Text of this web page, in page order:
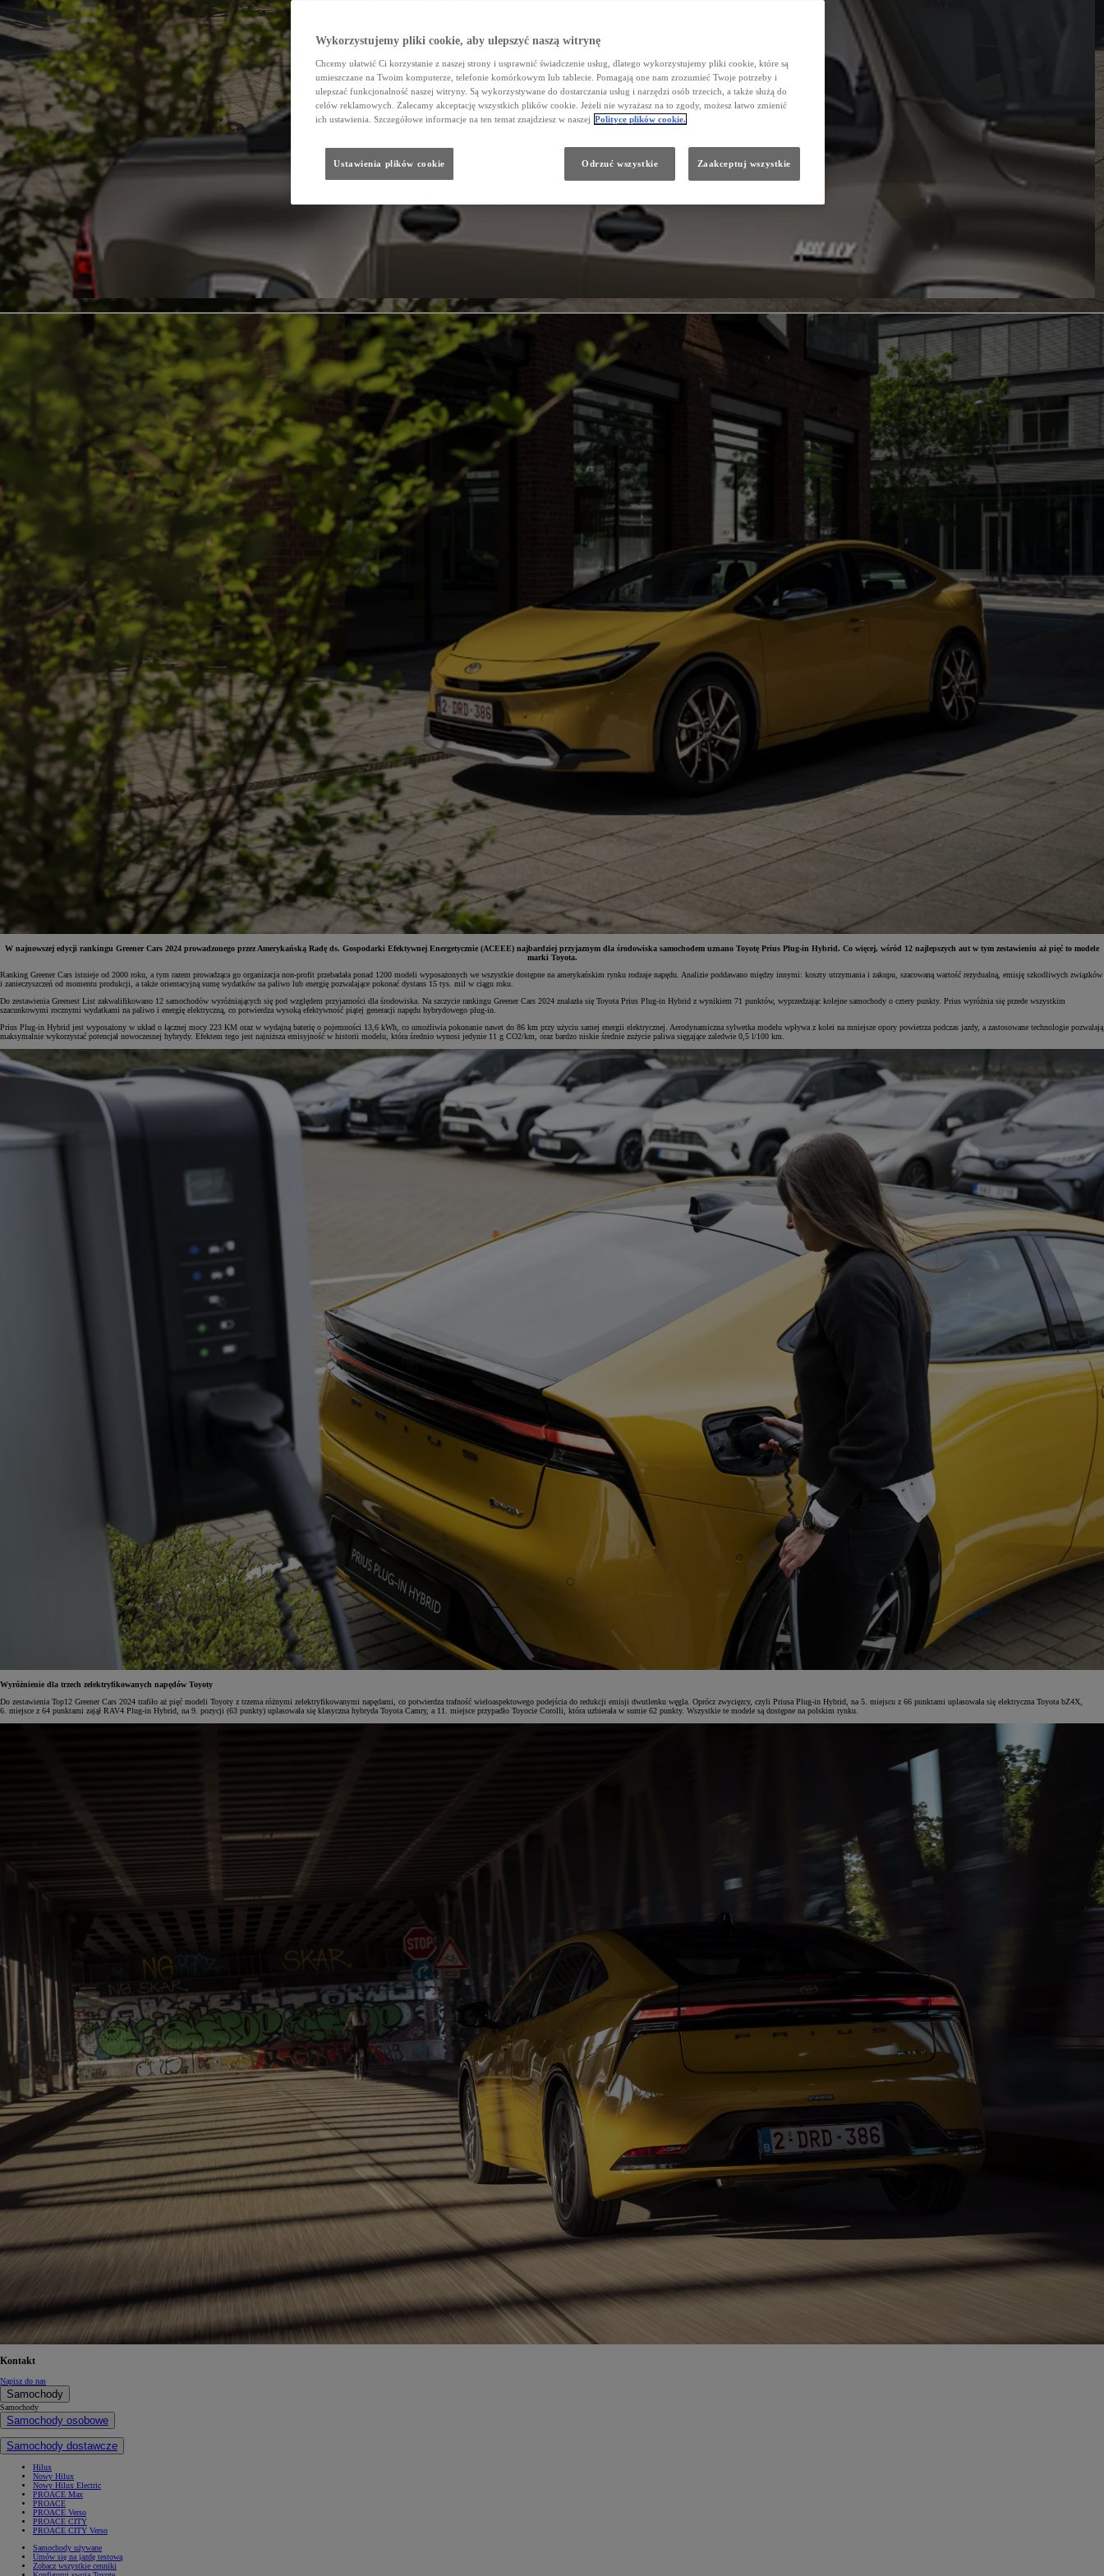
Od197 400 złnetto
PROACE Max
RÓWNIEŻ ELECTRIC
Od117 670 złnetto
PROACE CITY
RÓWNIEŻ ELECTRIC
W najnowszej edycji rankingu Greener Cars 2024 prowadzonego przez Amerykańską Radę ds. Gospodarki Efektywnej Energetycznie (ACEEE) najbardziej przyjaznym dla środowiska samochodem uznano Toyotę Prius Plug-in Hybrid. Co więcej, wśród 12 najlepszych aut w tym zestawieniu aż pięć to modele
marki Toyota.
Ranking Greener Cars istnieje od 2000 roku, a tym razem prowadząca go organizacja non-profit przebadała ponad 1200 modeli wyposażonych we wszystkie dostępne na amerykańskim rynku rodzaje napędu. Analizie poddawano między innymi: koszty utrzymania i zakupu, szacowaną wartość rezydualną, emisję szkodliwych związków
i zanieczyszczeń od momentu produkcji, a także orientacyjną sumę wydatków na paliwo lub energię pozwalające pokonać dystans 15 tys. mil w ciągu roku.
Do zestawienia Greenest List zakwalifikowano 12 samochodów wyróżniających się pod względem przyjazności dla środowiska. Na szczycie rankingu Greener Cars 2024 znalazła się Toyota Prius Plug-in Hybrid z wynikiem 71 punktów, wyprzedzając kolejne samochody o cztery punkty. Prius wyróżnia się przede wszystkim
szacunkowymi rocznymi wydatkami na paliwo i energię elektryczną, co potwierdza wysoką efektywność piątej generacji napędu hybrydowego plug-in.
Prius Plug-in Hybrid jest wyposażony w układ o łącznej mocy 223 KM oraz w wydajną baterię o pojemności 13,6 kWh, co umożliwia pokonanie nawet do 86 km przy użyciu samej energii elektrycznej. Aerodynamiczna sylwetka modelu wpływa z kolei na mniejsze opory powietrza podczas jazdy, a zastosowane technologie pozwalają
maksymalnie wykorzystać potencjał nowoczesnej hybrydy. Efektem tego jest najniższa emisyjność w historii modelu, która średnio wynosi jedynie 11 g CO2/km, oraz bardzo niskie średnie zużycie paliwa sięgające zaledwie 0,5 l/100 km.
Wyróżnienie dla trzech zelektryfikowanych napędów Toyoty
Do zestawienia Top12 Greener Cars 2024 trafiło aż pięć modeli Toyoty z trzema różnymi zelektryfikowanymi napędami, co potwierdza trafność wieloaspektowego podejścia do redukcji emisji dwutlenku węgla. Oprócz zwycięzcy, czyli Priusa Plug-in Hybrid, na 5. miejscu z 66 punktami uplasowała się elektryczna Toyota bZ4X,
6. miejsce z 64 punktami zajął RAV4 Plug-in Hybrid, na 9. pozycji (63 punkty) uplasowała się klasyczna hybryda Toyota Camry, a 11. miejsce przypadło Toyocie Corolli, która uzbierała w sumie 62 punkty. Wszystkie te modele są dostępne na polskim rynku.
Kontakt
Napisz do nas
Samochody
Samochody
Samochody osobowe
Samochody dostawcze
Hilux
Nowy Hilux
Nowy Hilux Electric
PROACE Max
PROACE
PROACE Verso
PROACE CITY
PROACE CITY Verso
Samochody używane
Umów się na jazdę testową
Zobacz wszystkie cenniki
Wykorzystujemy pliki cookie, aby ulepszyć naszą witrynę
Chcemy ułatwić Ci korzystanie z naszej strony i usprawnić świadczenie usług, dlatego wykorzystujemy pliki cookie, które są
umieszczane na Twoim komputerze, telefonie komórkowym lub tablecie. Pomagają one nam zrozumieć Twoje potrzeby i
ulepszać funkcjonalność naszej witryny. Są wykorzystywane do dostarczania usług i narzędzi osób trzecich, a także służą do
celów reklamowych. Zalecamy akceptację wszystkich plików cookie. Jeżeli nie wyrażasz na to zgody, możesz łatwo zmienić
ich ustawienia. Szczegółowe informacje na ten temat znajdziesz w naszej Polityce plików cookie.
Odrzuć wszystkie Zaakceptuj wszystkie
Ustawienia plików cookie